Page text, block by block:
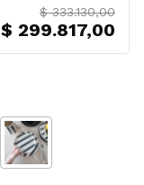
$ 333.130,00
$ 299.817,00